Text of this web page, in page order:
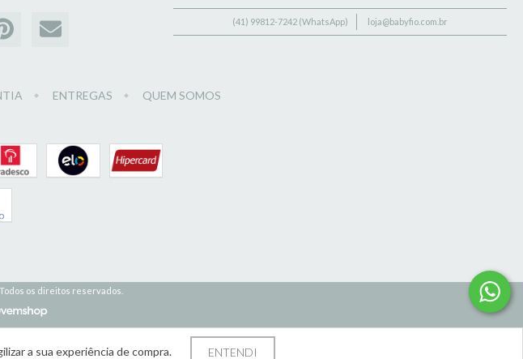
a sua experiência de compra. ENTENDI
(41) 99812-7242 (WhatsApp) loja@babyfio.com.br
ENTREGAS QUEM SOMOS
os direitos reservados.